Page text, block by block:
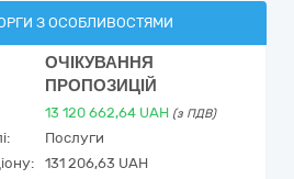
З ОСОБЛИВОСТЯМИ
ОЧІКУВАННЯ
ПРОПОЗИЦІЙ
13 120 662,64 UAH (з ПДВ)
Послуги
131 206,63 UAH